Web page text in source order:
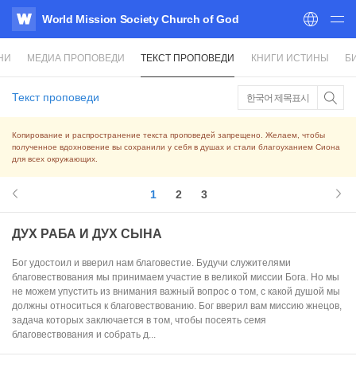
WATV
World Mission Society Church of God
МЕДИА ПРОПОВЕДИ ТЕКСТ ПРОПОВЕДИ КНИГИ ИСТИНЫ
Текст проповеди 한국어 제목표시
Копирование и распространение текста проповедей запрещено. Желаем, чтобы
полученное вдохновение вы сохранили у себя в душах и стали благоуханием Сиона
для всех окружающих.
1 2 3
ДУХ РАБА И ДУХ СЫНА
Бог удостоил и вверил нам благовестие. Будучи служителями
благовествования мы принимаем участие в великой миссии Бога. Но мы
не можем упустить из внимания важный вопрос о том, с какой душой мы
должны относиться к благовествованию. Бог вверил вам миссию жнецов,
задача которых заключается в том, чтобы посеять семя
благовествования и собрать д...